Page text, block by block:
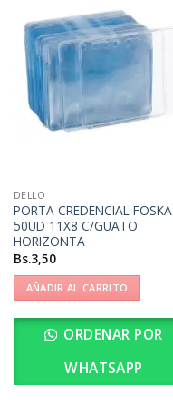
DELLO
PORTA CREDENCIAL FOSKA
50UD 11X8 C/GUATO
HORIZONTA
Bs.3,50
AÑADIR AL CARRITO
ORDENAR POR
WHATSAPP